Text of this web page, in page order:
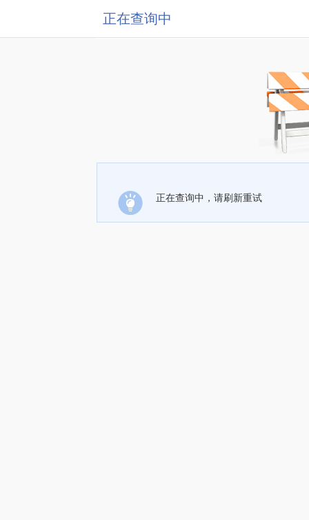
正在查询中
正在查询中，请刷新重试